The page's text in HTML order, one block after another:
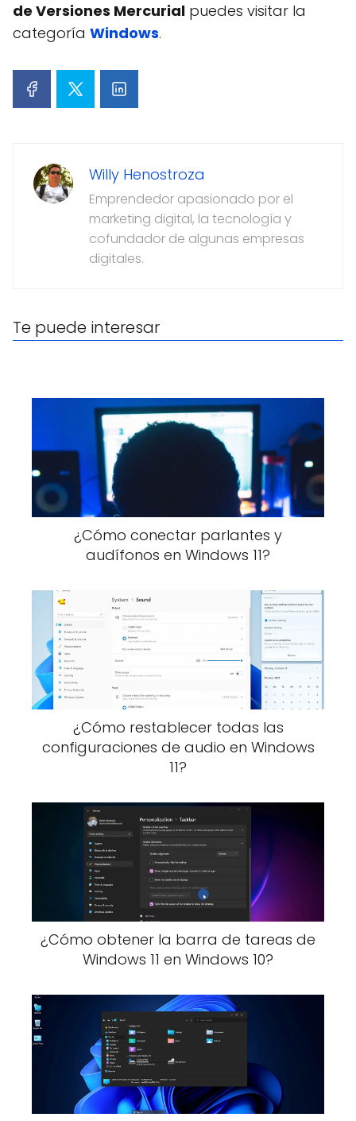
de Versiones Mercurial puedes visitar la
categoría Windows.
Willy Henostroza
Emprendedor apasionado por el
marketing digital, la tecnología y
cofundador de algunas empresas
digitales.
Te puede interesar
¿Cómo conectar parlantes y
audífonos en Windows 11?
¿Cómo restablecer todas las
configuraciones de audio en Windows
11?
¿Cómo obtener la barra de tareas de
Windows 11 en Windows 10?